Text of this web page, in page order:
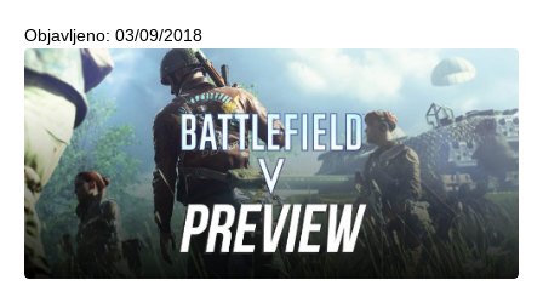
Objavljeno: 03/09/2018